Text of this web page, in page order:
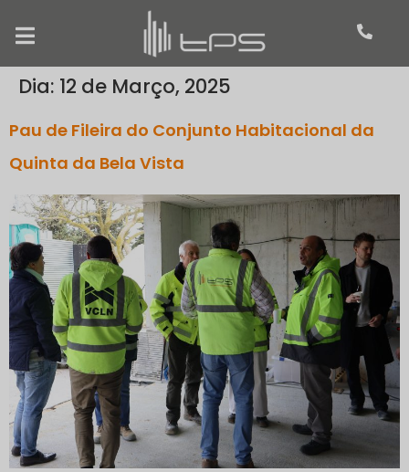
Dia: 12 de Março, 2025
Pau de Fileira do Conjunto Habitacional da
Quinta da Bela Vista